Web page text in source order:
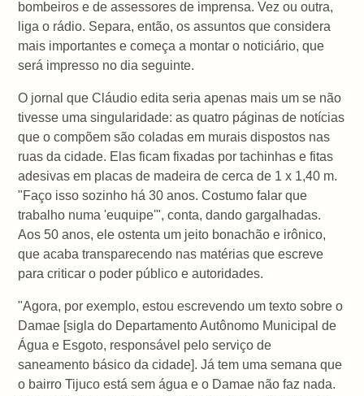
bombeiros e de assessores de imprensa. Vez ou outra,
liga o rádio. Separa, então, os assuntos que considera
mais importantes e começa a montar o noticiário, que
será impresso no dia seguinte.
O jornal que Cláudio edita seria apenas mais um se não
tivesse uma singularidade: as quatro páginas de notícias
que o compõem são coladas em murais dispostos nas
ruas da cidade. Elas ficam fixadas por tachinhas e fitas
adesivas em placas de madeira de cerca de 1 x 1,40 m.
"Faço isso sozinho há 30 anos. Costumo falar que
trabalho numa 'euquipe'", conta, dando gargalhadas.
Aos 50 anos, ele ostenta um jeito bonachão e irônico,
que acaba transparecendo nas matérias que escreve
para criticar o poder público e autoridades.
"Agora, por exemplo, estou escrevendo um texto sobre o
Damae [sigla do Departamento Autônomo Municipal de
Água e Esgoto, responsável pelo serviço de
saneamento básico da cidade]. Já tem uma semana que
o bairro Tijuco está sem água e o Damae não faz nada.